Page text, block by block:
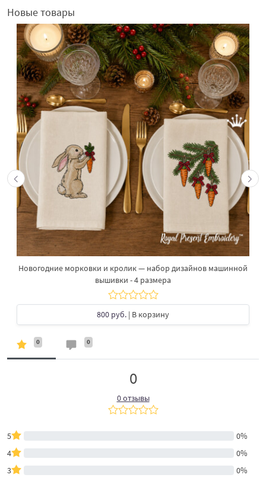
Новые товары
Новогодние морковки и кролик — набор дизайнов машинной
вышивки - 4 размера
800 руб. | В корзину
0 0
0
0 отзывы
5
0%
4
0%
3
0%